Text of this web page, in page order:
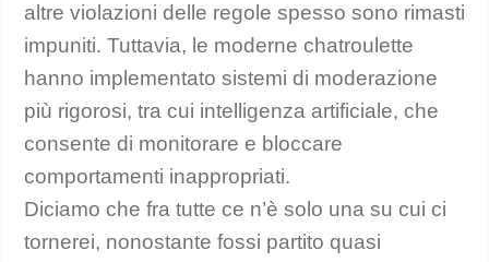
altre violazioni delle regole spesso sono rimasti
impuniti. Tuttavia, le moderne chatroulette
hanno implementato sistemi di moderazione
più rigorosi, tra cui intelligenza artificiale, che
consente di monitorare e bloccare
comportamenti inappropriati.
Diciamo che fra tutte ce n’è solo una su cui ci
tornerei, nonostante fossi partito quasi